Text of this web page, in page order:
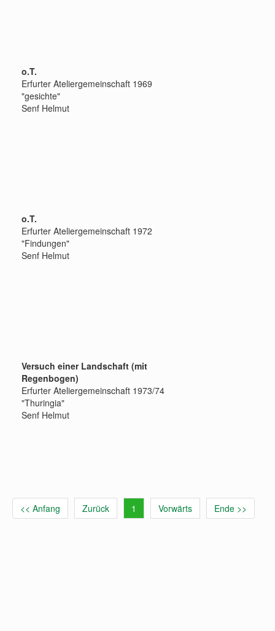
o.T.
Erfurter Ateliergemeinschaft 1969
"gesichte"
Senf Helmut
o.T.
Erfurter Ateliergemeinschaft 1972
"Findungen"
Senf Helmut
Versuch einer Landschaft (mit
Regenbogen)
Erfurter Ateliergemeinschaft 1973/74
"Thuringia"
Senf Helmut
<< Anfang Zurück 1 Vorwärts Ende >>